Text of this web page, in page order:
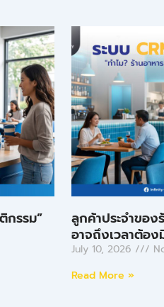
กรรม”
ลูกค้าประจำขอ
อาจถึงเวลาต้อง
July 10, 2026
Read More »